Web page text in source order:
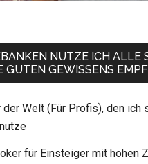
NUTZE ICH ALLE
GUTEN GEWISSENS
Welt (Für Profis), den ich
für Einsteiger mit hohen